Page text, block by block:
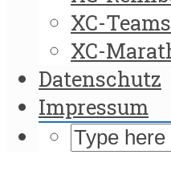
XC-Teams
XC-
Datenschutz
Impressum